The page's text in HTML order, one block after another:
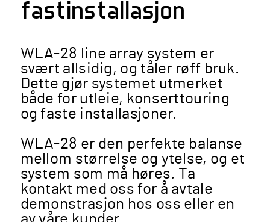
fastinstallasjon
WLA-28 line array system er
svært allsidig, og tåler røff bruk.
Dette gjør systemet utmerket
både for utleie, konserttouring
og faste installasjoner.
WLA-28 er den perfekte balanse
mellom størrelse og ytelse, og et
system som må høres. Ta
kontakt med oss for å avtale
demonstrasjon hos oss eller en